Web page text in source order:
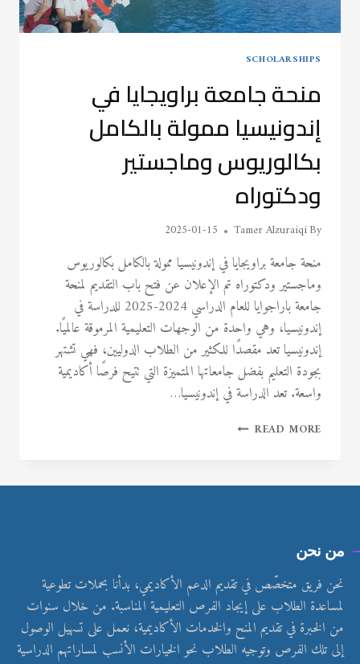
SCHOLARSHIPS
منحة جامعة براويجايا في
إندونيسيا ممولة بالكامل
بكالوريوس وماجستير
ودكتوراه
By
Tamer Alzuraiqi
2025-01-15
منحة جامعة براويجايا في إندونيسيا ممولة بالكامل بكالوريوس
وماجستير ودكتوراه تم الإعلان عن فتح باب التقديم لمنحة
جامعة باراجوايا للعام الدراسي 2024-2025 للدراسة في
إندونيسيا، وهي واحدة من الوجهات التعليمية المرموقة عالميًا.
إندونيسيا تعد مقصدًا للكثير من الطلاب الدوليين، فهي تشتهر
بجودة التعليم بفضل جامعاتها المتميزة التي تتيح فرصًا أكاديمية
واسعة. تعد الدراسة في إندونيسيا…
READ MORE
من نحن
نحن فريق متخصّص في تقديم الدعم الأكاديمي، بدأنا بحملات تطوعية
لمساعدة الطلاب على إيجاد الفرص التعليمية المناسبة. من خلال سنوات
من الخبرة في تقديم المنح والخدمات الأكاديمية، نعمل على تسهيل الوصول
إلى تلك الفرص وتوجيه الطلاب نحو الخيارات الأنسب لمساراتهم الدراسية